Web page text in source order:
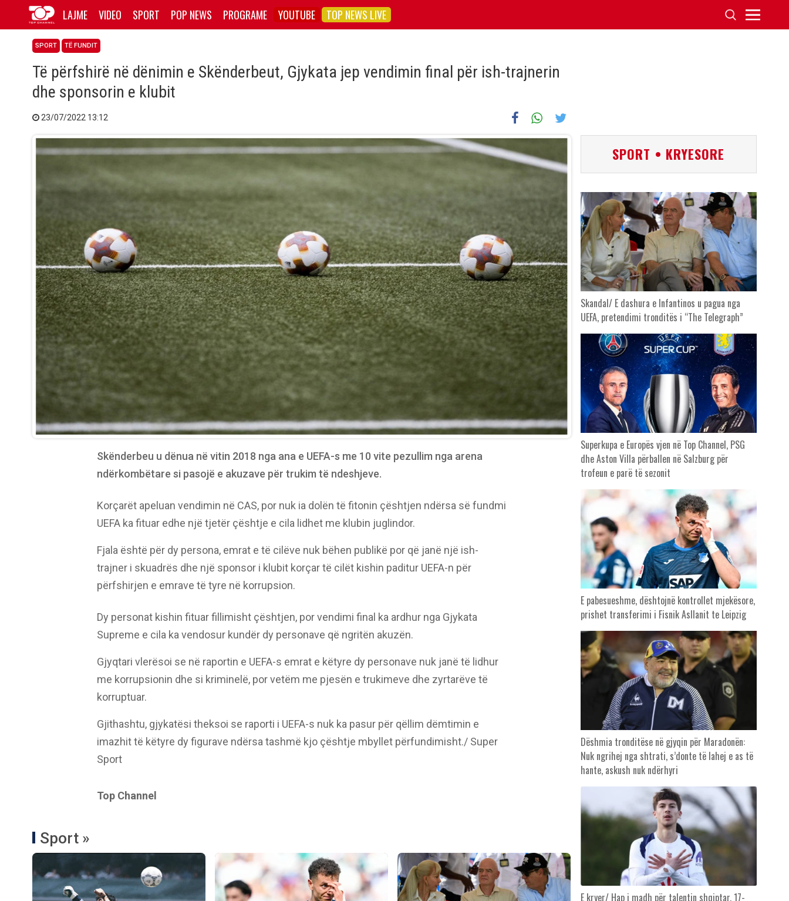
LAJME VIDEO SPORT POP NEWS PROGRAME YOUTUBE TOP NEWS LIVE
SPORT TË FUNDIT
Të përfshirë në dënimin e Skënderbeut, Gjykata jep vendimin final për ish-trajnerin
dhe sponsorin e klubit
23/07/2022 13:12
Skënderbeu u dënua në vitin 2018 nga ana e UEFA-s me 10 vite pezullim nga arena
ndërkombëtare si pasojë e akuzave për trukim të ndeshjeve.
Korçarët apeluan vendimin në CAS, por nuk ia dolën të fitonin çështjen ndërsa së fundmi
UEFA ka fituar edhe një tjetër çështje e cila lidhet me klubin juglindor.
Fjala është për dy persona, emrat e të cilëve nuk bëhen publikë por që janë një ish-
trajner i skuadrës dhe një sponsor i klubit korçar të cilët kishin paditur UEFA-n për
përfshirjen e emrave të tyre në korrupsion.
Dy personat kishin fituar fillimisht çështjen, por vendimi final ka ardhur nga Gjykata
Supreme e cila ka vendosur kundër dy personave që ngritën akuzën.
Gjyqtari vlerësoi se në raportin e UEFA-s emrat e këtyre dy personave nuk janë të lidhur
me korrupsionin dhe si kriminelë, por vetëm me pjesën e trukimeve dhe zyrtarëve të
korruptuar.
Gjithashtu, gjykatësi theksoi se raporti i UEFA-s nuk ka pasur për qëllim dëmtimin e
imazhit të këtyre dy figurave ndërsa tashmë kjo çështje mbyllet përfundimisht./ Super
Sport
Top Channel
Sport »
SPORT • KRYESORE
Skandal/ E dashura e Infantinos u pagua nga
UEFA, pretendimi tronditës i “The Telegraph”
Superkupa e Europës vjen në Top Channel, PSG
dhe Aston Villa përballen në Salzburg për
trofeun e parë të sezonit
E pabesueshme, dështojnë kontrollet mjekësore,
prishet transferimi i Fisnik Asllanit te Leipzig
Dëshmia tronditëse në gjyqin për Maradonën:
Nuk ngrihej nga shtrati, s’donte të lahej e as të
hante, askush nuk ndërhyri
E kryer/ Hap i madh për talentin shqiptar, 17-